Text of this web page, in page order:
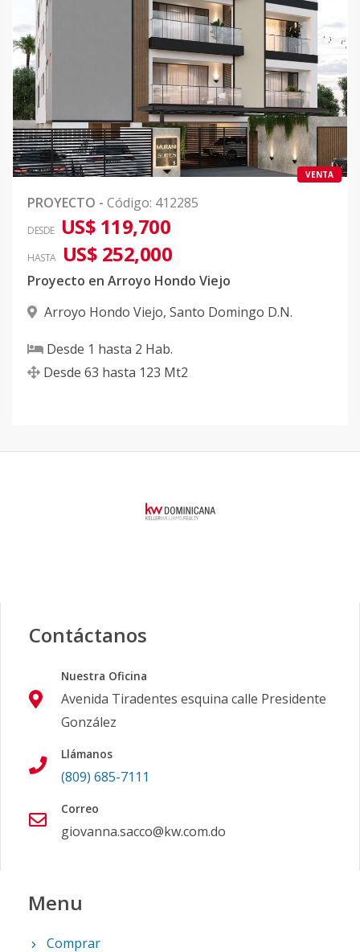
VENTA
PROYECTO - Código: 412285
DESDE US$ 119,700
HASTA US$ 252,000
Proyecto en Arroyo Hondo Viejo
Arroyo Hondo Viejo, Santo Domingo D.N.
Desde 1 hasta 2 Hab.
Desde 63 hasta 123 Mt2
Contáctanos
Nuestra Oficina
Avenida Tiradentes esquina calle Presidente
González
Llámanos
(809) 685-7111
Correo
giovanna.sacco@kw.com.do
Menu
Comprar